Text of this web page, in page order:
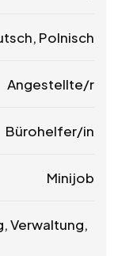
Polnisch
Angestellte/r
Bürohelfer/in
Minijob
Verwaltung,